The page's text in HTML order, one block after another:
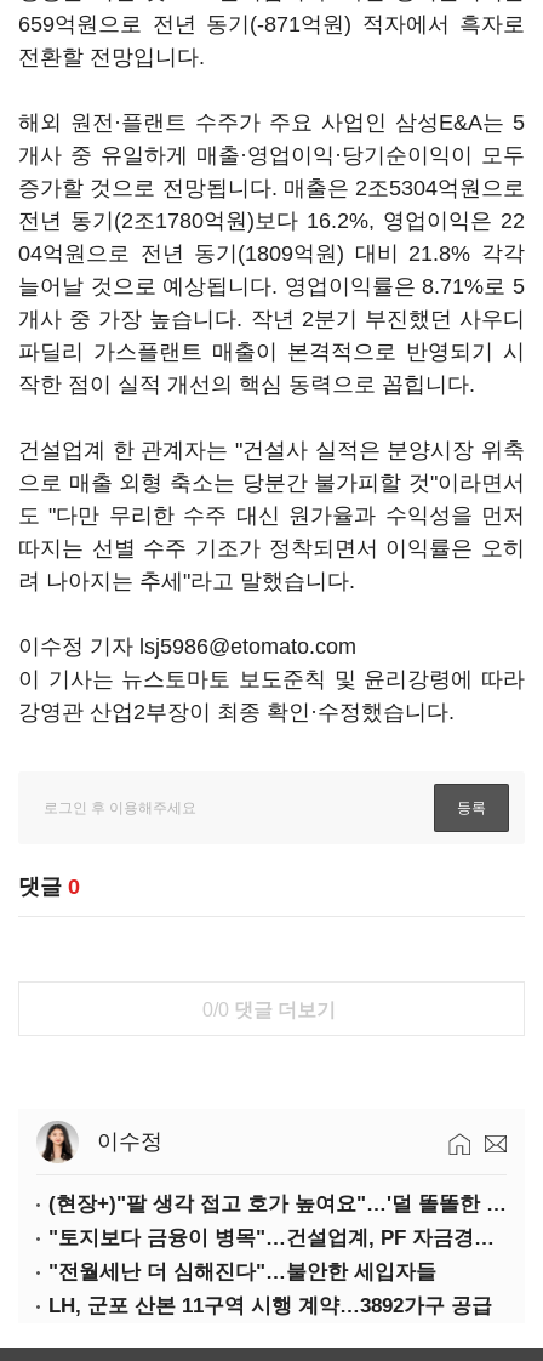
659억원으로 전년 동기(-871억원) 적자에서 흑자로
전환할 전망입니다.
해외 원전·플랜트 수주가 주요 사업인 삼성E&A는 5
개사 중 유일하게 매출·영업이익·당기순이익이 모두
증가할 것으로 전망됩니다. 매출은 2조5304억원으로
전년 동기(2조1780억원)보다 16.2%, 영업이익은 22
04억원으로 전년 동기(1809억원) 대비 21.8% 각각
늘어날 것으로 예상됩니다. 영업이익률은 8.71%로 5
개사 중 가장 높습니다. 작년 2분기 부진했던 사우디
파딜리 가스플랜트 매출이 본격적으로 반영되기 시
작한 점이 실적 개선의 핵심 동력으로 꼽힙니다.
건설업계 한 관계자는 "건설사 실적은 분양시장 위축
으로 매출 외형 축소는 당분간 불가피할 것"이라면서
도 "다만 무리한 수주 대신 원가율과 수익성을 먼저
따지는 선별 수주 기조가 정착되면서 이익률은 오히
려 나아지는 추세"라고 말했습니다.
이수정 기자 lsj5986@etomato.com
이 기사는 뉴스토마토 보도준칙 및 윤리강령에 따라
강영관 산업2부장이 최종 확인·수정했습니다.
댓글 0
0/0 댓글 더보기
이수정
(현장+)"팔 생각 접고 호가 높여요"…'덜 똘똘한 한 채' 20억 키맞추기
"토지보다 금융이 병목"…건설업계, PF 자금경색 해소 목소리
"전월세난 더 심해진다"…불안한 세입자들
LH, 군포 산본 11구역 시행 계약…3892가구 공급